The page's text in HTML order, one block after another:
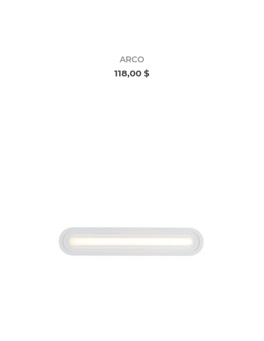
ARCO
118,00 $